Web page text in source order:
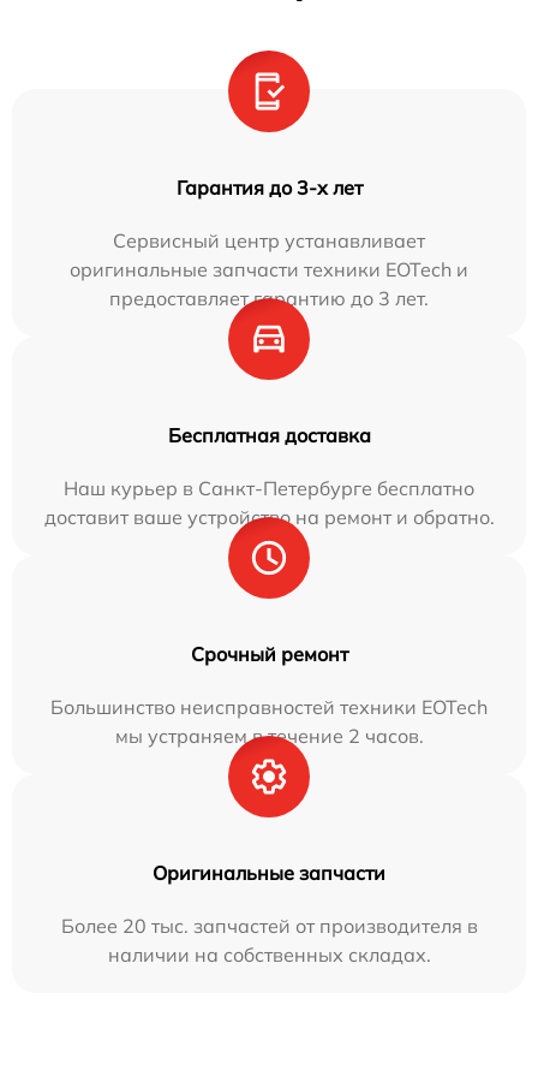
Гарантия до 3-х лет
Сервисный центр устанавливает
оригинальные запчасти техники EOTech и
предоставляет гарантию до 3 лет.
Бесплатная доставка
Наш курьер в Санкт-Петербурге бесплатно
доставит ваше устройство на ремонт и обратно.
Срочный ремонт
Большинство неисправностей техники EOTech
мы устраняем в течение 2 часов.
Оригинальные запчасти
Более 20 тыс. запчастей от производителя в
наличии на собственных складах.